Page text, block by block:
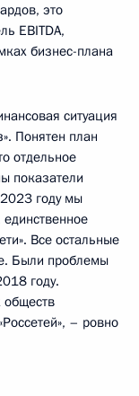
это
EBITDA,
бизнес-плана
ситуация
Понятен план
отдельное
показатели
году мы
Все остальные
Были проблемы
году.
обществ
– ровно